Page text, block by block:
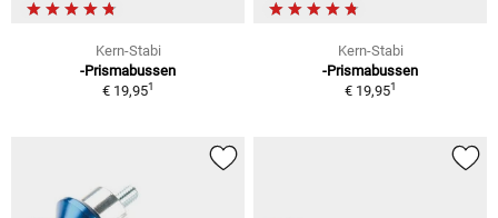
Kern-Stabi
-Prismabussen
€ 19,951
Kern-Stabi
-Prismabussen
€ 19,951